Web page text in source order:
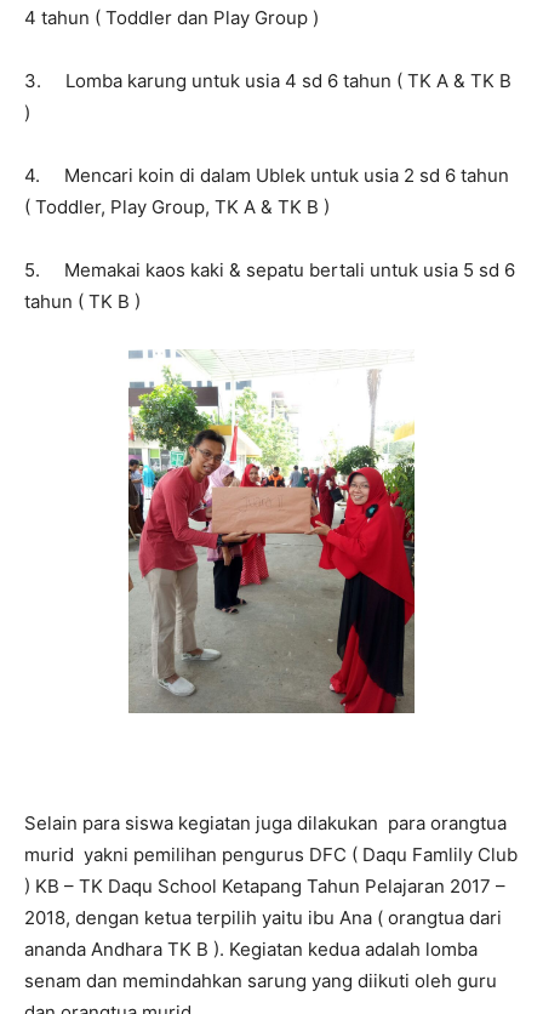
4 tahun ( Toddler dan Play Group )
3. Lomba karung untuk usia 4 sd 6 tahun ( TK A & TK B
)
4. Mencari koin di dalam Ublek untuk usia 2 sd 6 tahun
( Toddler, Play Group, TK A & TK B )
5. Memakai kaos kaki & sepatu bertali untuk usia 5 sd 6
tahun ( TK B )
Selain para siswa kegiatan juga dilakukan para orangtua
murid yakni pemilihan pengurus DFC ( Daqu Famlily Club
) KB – TK Daqu School Ketapang Tahun Pelajaran 2017 –
2018, dengan ketua terpilih yaitu ibu Ana ( orangtua dari
ananda Andhara TK B ). Kegiatan kedua adalah lomba
senam dan memindahkan sarung yang diikuti oleh guru